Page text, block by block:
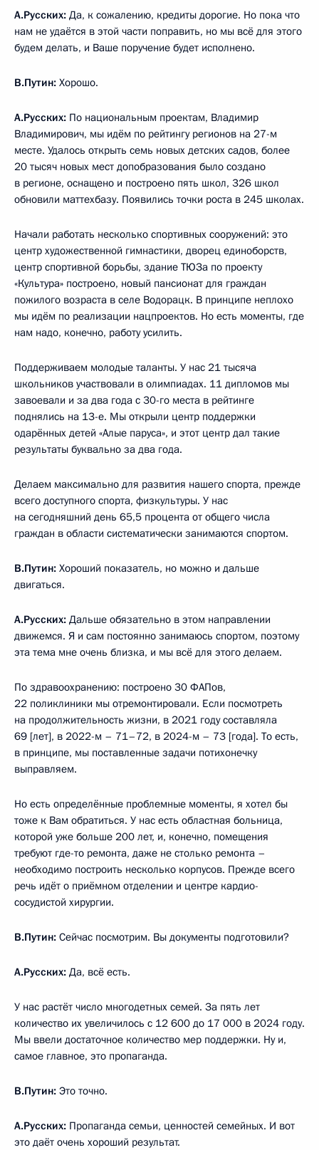
А.Русских: Да, к сожалению, кредиты дорогие. Но пока что
нам не удаётся в этой части поправить, но мы всё для этого
будем делать, и Ваше поручение будет исполнено.
В.Путин: Хорошо.
А.Русских: По национальным проектам, Владимир
Владимирович, мы идём по рейтингу регионов на 27-м
месте. Удалось открыть семь новых детских садов, более
20 тысяч новых мест допобразования было создано
в регионе, оснащено и построено пять школ, 326 школ
обновили маттехбазу. Появились точки роста в 245 школах.
Начали работать несколько спортивных сооружений: это
центр художественной гимнастики, дворец единоборств,
центр спортивной борьбы, здание ТЮЗа по проекту
«Культура» построено, новый пансионат для граждан
пожилого возраста в селе Водорацк. В принципе неплохо
мы идём по реализации нацпроектов. Но есть моменты, где
нам надо, конечно, работу усилить.
Поддерживаем молодые таланты. У нас 21 тысяча
школьников участвовали в олимпиадах. 11 дипломов мы
завоевали и за два года с 30-го места в рейтинге
поднялись на 13-е. Мы открыли центр поддержки
одарённых детей «Алые паруса», и этот центр дал такие
результаты буквально за два года.
Делаем максимально для развития нашего спорта, прежде
всего доступного спорта, физкультуры. У нас
на сегодняшний день 65,5 процента от общего числа
граждан в области систематически занимаются спортом.
В.Путин: Хороший показатель, но можно и дальше
двигаться.
А.Русских: Дальше обязательно в этом направлении
движемся. Я и сам постоянно занимаюсь спортом, поэтому
эта тема мне очень близка, и мы всё для этого делаем.
По здравоохранению: построено 30 ФАПов,
22 поликлиники мы отремонтировали. Если посмотреть
на продолжительность жизни, в 2021 году составляла
69 [лет], в 2022-м – 71–72, в 2024-м – 73 [года]. То есть,
в принципе, мы поставленные задачи потихонечку
выправляем.
Но есть определённые проблемные моменты, я хотел бы
тоже к Вам обратиться. У нас есть областная больница,
которой уже больше 200 лет, и, конечно, помещения
требуют где-то ремонта, даже не столько ремонта –
необходимо построить несколько корпусов. Прежде всего
речь идёт о приёмном отделении и центре кардио-
сосудистой хирургии.
В.Путин: Сейчас посмотрим. Вы документы подготовили?
А.Русских: Да, всё есть.
У нас растёт число многодетных семей. За пять лет
количество их увеличилось с 12 600 до 17 000 в 2024 году.
Мы ввели достаточное количество мер поддержки. Ну и,
самое главное, это пропаганда.
В.Путин: Это точно.
А.Русских: Пропаганда семьи, ценностей семейных. И вот
это даёт очень хороший результат.